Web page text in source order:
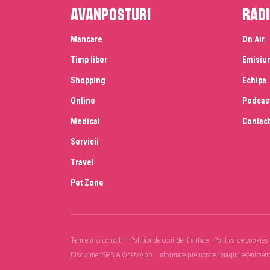
Avanposturi
Mancare
Timp liber
Shopping
Online
Medical
Servicii
Travel
Pet Zone
On Air
Echipa
Contact
Termeni si conditii Politica de confidentialitate
Politica de cookies
Disclaimer SMS & WhatsApp
Informare prelucrare imagini